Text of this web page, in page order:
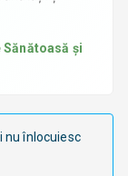
și
nu înlocuiesc